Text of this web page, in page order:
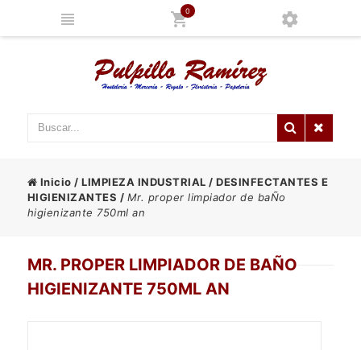
0
Inicio /LIMPIEZA INDUSTRIAL /DESINFECTANTES E
HIGIENIZANTES / Mr. proper limpiador de baÑo
higienizante 750ml an
MR. PROPER LIMPIADOR DE BAÑO
HIGIENIZANTE 750ML AN